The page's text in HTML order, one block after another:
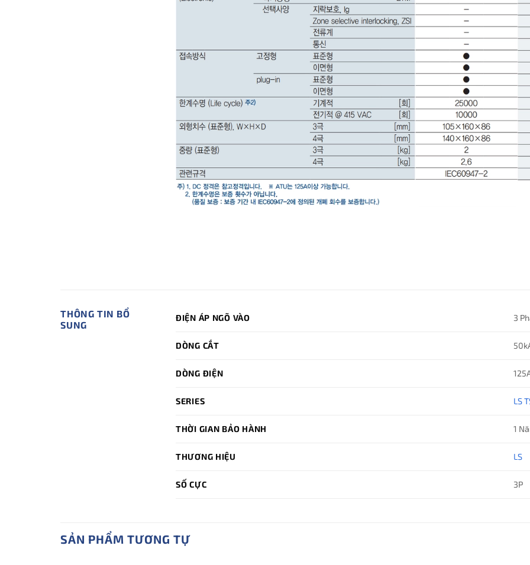
THÔNG TIN BỔ
SUNG
ĐIỆN ÁP NGÕ VÀO 3
DÒNG CẮT
DÒNG ĐIỆN
SERIES LS
THỜI GIAN BẢO HÀNH 1
THƯƠNG HIỆU LS
SỐ CỰC 3P
SẢN PHẨM TƯƠNG TỰ